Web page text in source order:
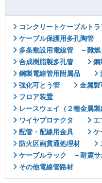
コンクリートケーブルトラ
ケーブル保護用多孔陶管
多条敷設用電線管 －難燃
合成樹脂製多孔管
鋼
鋼製電線管用附属品
強化可とう管
金属製
フロア装置
レースウェイ（２種金属
ワイヤプロテクタ
エ
配管・配線用金具
ケ
防火区画貫通処理材
ケーブルラック －耐震サ
その他電線管路材